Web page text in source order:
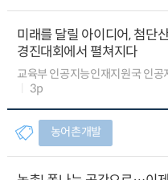
미래를 달릴 아이디어, 첨단
경진대회에서 펼쳐지다
교육부 인공지능인재지원국 인
3p
농어촌개발